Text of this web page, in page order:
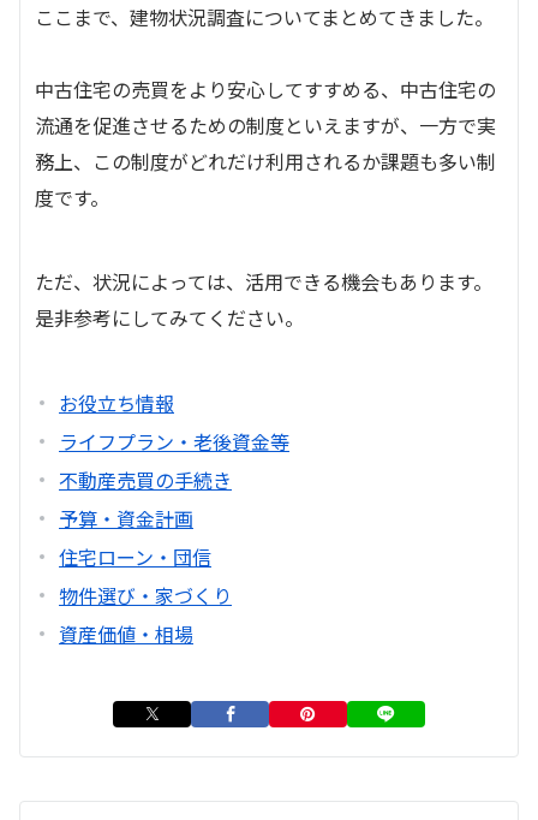
ここまで、建物状況調査についてまとめてきました。
中古住宅の売買をより安心してすすめる、中古住宅の
流通を促進させるための制度といえますが、一方で実
務上、この制度がどれだけ利用されるか課題も多い制
度です。
ただ、状況によっては、活用できる機会もあります。
是非参考にしてみてください。
お役立ち情報
ライフプラン・老後資金等
不動産売買の手続き
予算・資金計画
住宅ローン・団信
物件選び・家づくり
資産価値・相場